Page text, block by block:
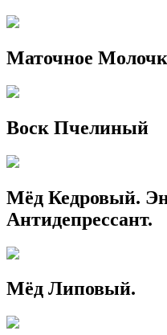
Маточное
Воск Пчелиный
Мёд Кедровый.
Антидепрессант.
Мёд Липовый.